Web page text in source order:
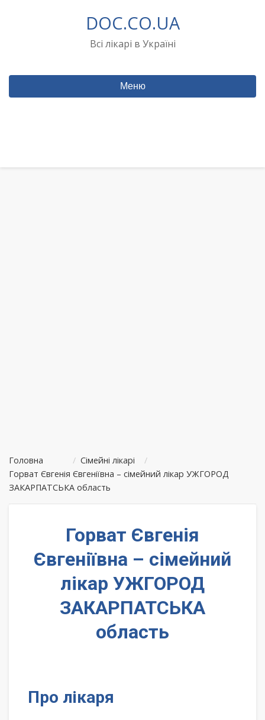
DOC.CO.UA
Всі лікарі в Україні
Меню
Головна / Сімейні лікарі
/
Горват Євгенія Євгеніївна – сімейний лікар УЖГОРОД
ЗАКАРПАТСЬКА область
Горват Євгенія
Євгеніївна – сімейний
лікар УЖГОРОД
ЗАКАРПАТСЬКА
область
Про лікаря